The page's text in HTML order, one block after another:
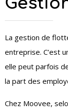
La gestion de
entreprise. C’est
elle peut parfois
la part des
Chez Moovee,